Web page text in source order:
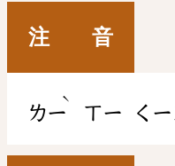
注 音
ㄌㄧ
ˋ
ㄒㄧ ㄑ